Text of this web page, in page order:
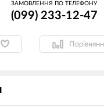
ЗАМОВЛЕННЯ ПО ТЕЛЕФОНУ
(099) 233-12-47